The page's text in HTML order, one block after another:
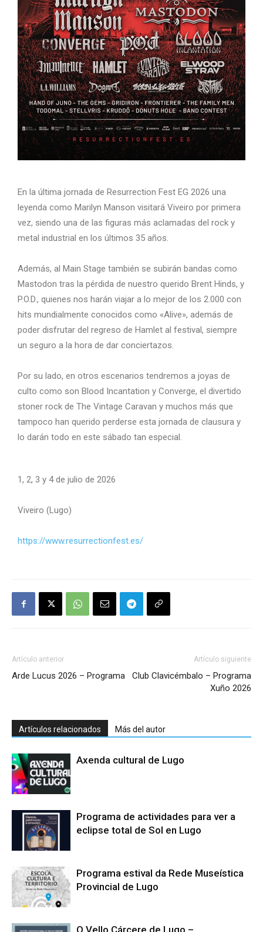
En la última jornada de Resurrection Fest EG 2026 una
leyenda como Marilyn Manson visitará Viveiro por primera
vez, siendo una de las figuras más aclamadas del rock y
metal industrial en los últimos 35 años.
Además, al Main Stage también se subirán bandas como
Mastodon tras la pérdida de nuestro querido Brent Hinds, y
P.O.D., quienes nos harán viajar a lo mejor de los 2.000 con
hits mundialmente conocidos como «Alive», además de
poder disfrutar del regreso de Hamlet al festival, siempre
un seguro a la hora de dar conciertazos.
Por su lado, en otros escenarios tendremos a joyas de
culto como son Blood Incantation y Converge, el divertido
stoner rock de The Vintage Caravan y muchos más que
tampoco han querido perderse esta jornada de clausura y
lo darán todo en este sábado tan especial.
1, 2, 3 y 4 de julio de 2026
Viveiro (Lugo)
https://www.resurrectionfest.es/
Artículo anterior
Arde Lucus 2026 – Programa
Artículo siguiente
Club Clavicémbalo – Programa
Xuño 2026
Artículos relacionados Más del autor
Axenda cultural de Lugo
Programa de actividades para ver a
eclipse total de Sol en Lugo
Programa estival da Rede Museística
Provincial de Lugo
O Vello Cárcere de Lugo –